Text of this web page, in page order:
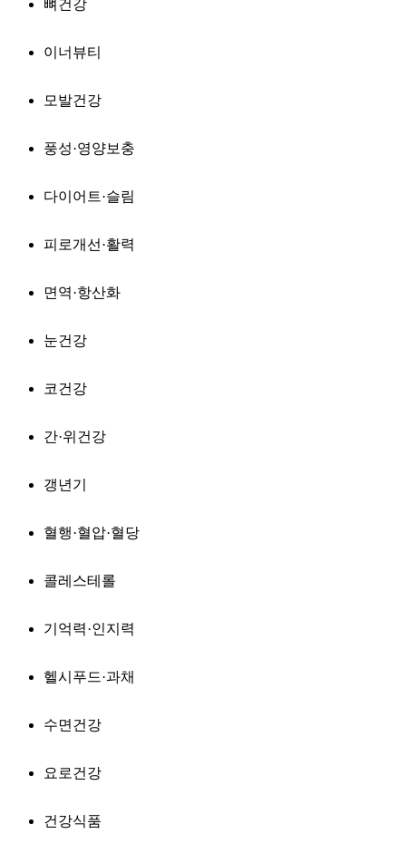
뼈건강
이너뷰티
모발건강
풍성·영양보충
다이어트·슬림
피로개선·활력
면역·항산화
눈건강
코건강
간·위건강
갱년기
혈행·혈압·혈당
콜레스테롤
기억력·인지력
헬시푸드·과채
수면건강
요로건강
건강식품